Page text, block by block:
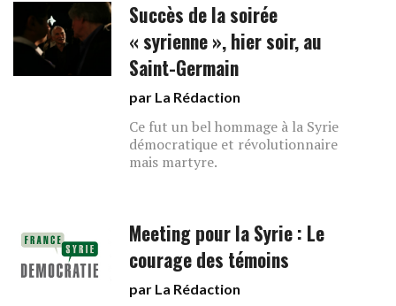
Succès de la soirée
« syrienne », hier soir, au
Saint-Germain
par La Rédaction
Ce fut un bel hommage à la Syrie
démocratique et révolutionnaire
mais martyre.
Meeting pour la Syrie : Le
courage des témoins
par La Rédaction